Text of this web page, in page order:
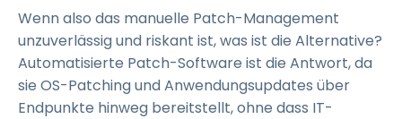
Wenn also das manuelle Patch-Management
unzuverlässig und riskant ist, was ist die Alternative?
Automatisierte Patch-Software ist die Antwort, da
sie OS-Patching und Anwendungsupdates über
Endpunkte hinweg bereitstellt, ohne dass IT-